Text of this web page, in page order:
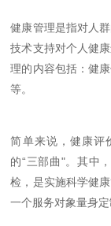
健康管理是指对人
技术支持对个人健
理的内容包括：健
等。
简单来说，健康评
的“三部曲"。其中
检，是实施科学健
一个服务对象量身